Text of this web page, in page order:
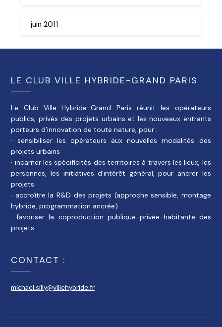
juin 2011
LE CLUB VILLE HYBRIDE-GRAND PARIS
Le Club Ville Hybride-Grand Paris réunit les opérateurs
publics, privés des projets urbains et les nouveaux entrants
porteurs d’innovation de toute nature, pour :
· sensibiliser les opérateurs aux nouvelles modalités des
projets urbains
· incarner les spécificités des territoires à travers les lieux, les
personnes, les initiatives d’intérêt général, pour ancrer les
projets
· accroître la R&D des projets (approche sensible, montage
hybride, programmation ancrée)
· favoriser la coproduction publique-privée-habitante des
projets.
CONTACT :
michael.silly@villehybride.fr